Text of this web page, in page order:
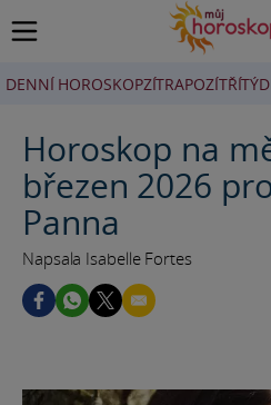
DENNÍ HOROSKOPZÍTRAPOZÍTŘÍ
Horoskop na
březen 2026
Panna
Napsala Isabelle Fortes